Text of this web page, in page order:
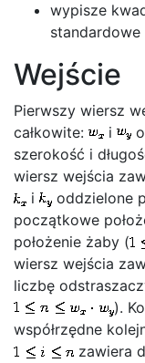
wypisze
standardowe
Wejście
Pierwszy wiersz
całkowite:
i
szerokość i
wiersz wejścia
i
oddzielone
początkowe
położenie żaby (
wiersz wejścia
liczbę
).
współrzędne
zawiera